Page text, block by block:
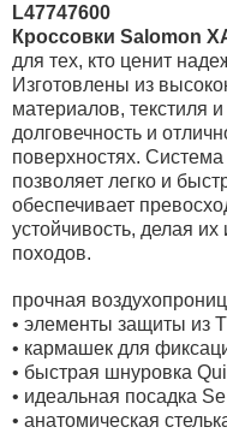
L47747600
Кроссовки Salomon
для тех, кто ценит
Изготовлены из
материалов, текстиля
долговечность и
поверхностях.
позволяет легко и
обеспечивает
устойчивость, делая
походов.
прочная
• элементы защиты из
• кармашек для
• быстрая шнуровка
• идеальная посадка
• анатомическая